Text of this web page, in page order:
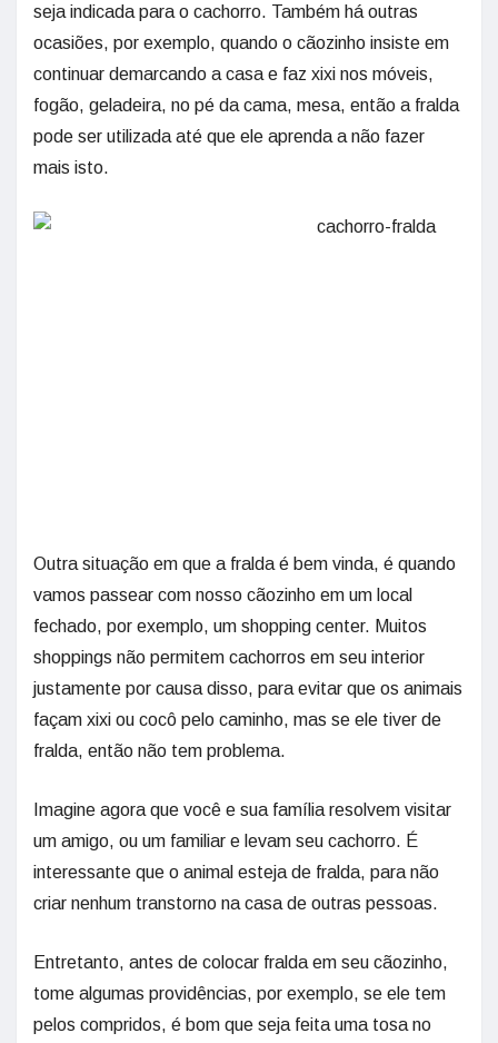
seja indicada para o cachorro. Também há outras
ocasiões, por exemplo, quando o cãozinho insiste em
continuar demarcando a casa e faz xixi nos móveis,
fogão, geladeira, no pé da cama, mesa, então a fralda
pode ser utilizada até que ele aprenda a não fazer
mais isto.
Outra situação em que a fralda é bem vinda, é quando
vamos passear com nosso cãozinho em um local
fechado, por exemplo, um shopping center. Muitos
shoppings não permitem cachorros em seu interior
justamente por causa disso, para evitar que os animais
façam xixi ou cocô pelo caminho, mas se ele tiver de
fralda, então não tem problema.
Imagine agora que você e sua família resolvem visitar
um amigo, ou um familiar e levam seu cachorro. É
interessante que o animal esteja de fralda, para não
criar nenhum transtorno na casa de outras pessoas.
Entretanto, antes de colocar fralda em seu cãozinho,
tome algumas providências, por exemplo, se ele tem
pelos compridos, é bom que seja feita uma tosa no